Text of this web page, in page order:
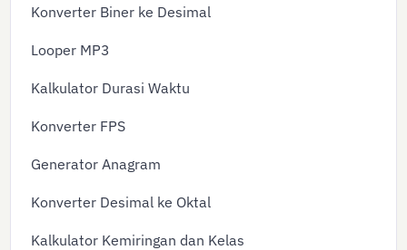
Konverter Biner ke Desimal
Looper MP3
Kalkulator Durasi Waktu
Konverter FPS
Generator Anagram
Konverter Desimal ke Oktal
Kalkulator Kemiringan dan Kelas